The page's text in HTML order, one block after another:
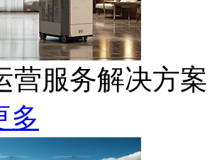
营服务解决方案
多